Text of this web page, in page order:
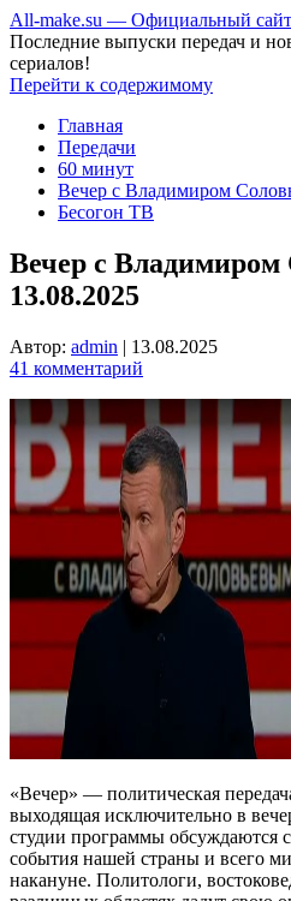
All-make.su — Официальный сайт
Последние выпуски передач и
сериалов!
Перейти к содержимому
Главная
Передачи
60 минут
Вечер с Владимиром
Бесогон ТВ
Вечер с
13.08.2025
Автор: admin | 13.08.2025
41 комментарий
«Вечер» — политическая
выходящая исключительно в
студии программы обсуждаются
события нашей страны и всего
накануне. Политологи,